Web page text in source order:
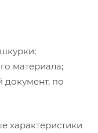
материала;
по
характеристики